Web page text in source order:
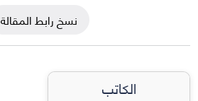
نسخ رابط المقالة
الكاتب